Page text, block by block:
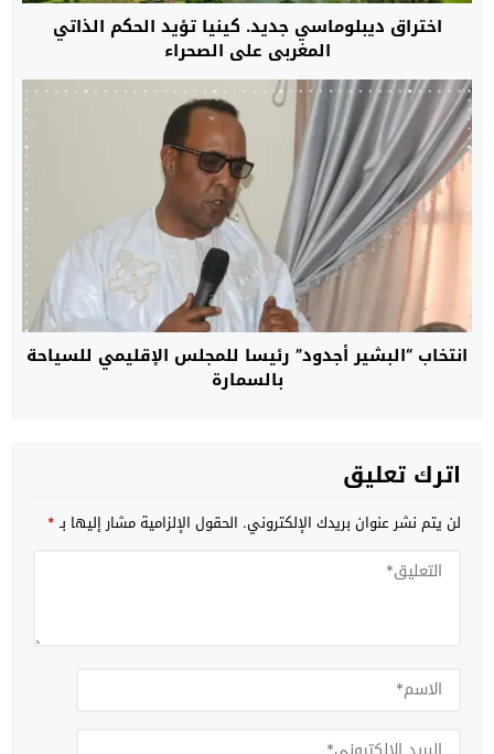
اختراق ديبلوماسي جديد. كينيا تؤيد الحكم الذاتي
المغربي على الصحراء
انتخاب “البشير أجدود” رئيسا للمجلس الإقليمي للسياحة
بالسمارة
اترك تعليق
لن يتم نشر عنوان بريدك الإلكتروني. الحقول الإلزامية مشار إليها بـ*